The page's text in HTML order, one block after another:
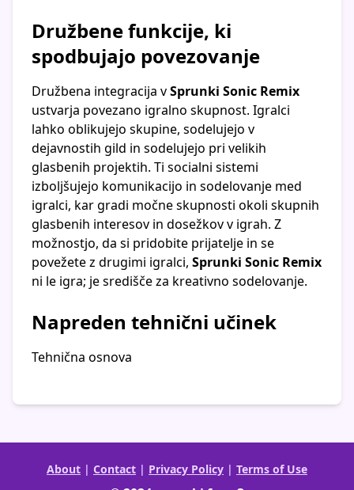
Družbene funkcije, ki
spodbujajo povezovanje
Družbena integracija vSprunki Sonic Remix
ustvarja povezano igralno skupnost. Igralci
lahko oblikujejo skupine, sodelujejo v
dejavnostih gild in sodelujejo pri velikih
glasbenih projektih. Ti socialni sistemi
izboljšujejo komunikacijo in sodelovanje med
igralci, kar gradi močne skupnosti okoli skupnih
glasbenih interesov in dosežkov v igrah. Z
možnostjo, da si pridobite prijatelje in se
povežete z drugimi igralci, Sprunki Sonic Remix
ni le igra; je središče za kreativno sodelovanje.
Napreden tehnični učinek
Tehnična osnova
About | Contact | Privacy Policy | Terms of Use